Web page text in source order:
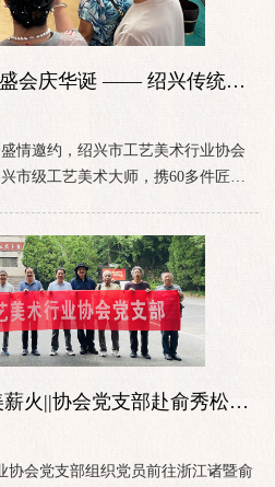
会庆华诞 —— 绍兴传统手
情邀约，绍兴市工艺美术行业协会
市级工艺美术大师，携60多件匠心
火||协会党支部赴俞秀松革
活动
协会党支部组织党员前往浙江诸暨俞